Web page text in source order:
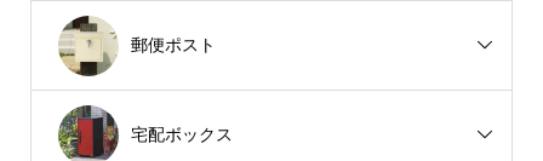
郵便ポスト
宅配ボックス